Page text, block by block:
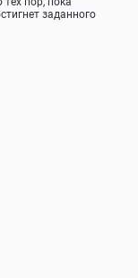
заданного